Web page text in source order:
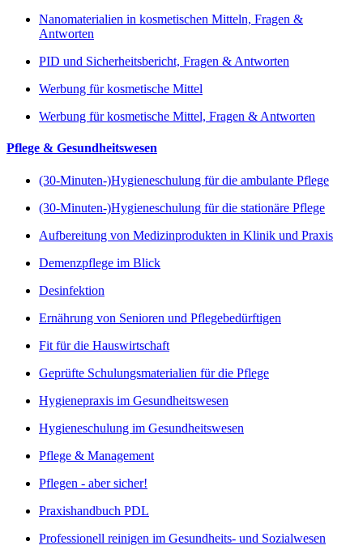
Nanomaterialien in kosmetischen Mitteln, Fragen &
Antworten
PID und Sicherheitsbericht, Fragen & Antworten
Werbung für kosmetische Mittel
Werbung für kosmetische Mittel, Fragen & Antworten
Pflege & Gesundheitswesen
(30-Minuten-)Hygieneschulung für die ambulante Pflege
(30-Minuten-)Hygieneschulung für die stationäre Pflege
Aufbereitung von Medizinprodukten in Klinik und Praxis
Demenzpflege im Blick
Desinfektion
Ernährung von Senioren und Pflegebedürftigen
Fit für die Hauswirtschaft
Geprüfte Schulungsmaterialien für die Pflege
Hygienepraxis im Gesundheitswesen
Hygieneschulung im Gesundheitswesen
Pflege & Management
Pflegen - aber sicher!
Praxishandbuch PDL
Professionell reinigen im Gesundheits- und Sozialwesen